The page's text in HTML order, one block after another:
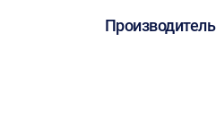
Производитель